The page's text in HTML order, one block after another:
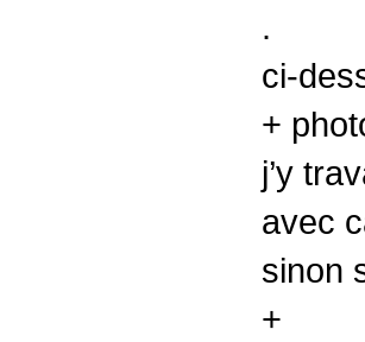
.
ci-
+
j’y
avec
sinon
+